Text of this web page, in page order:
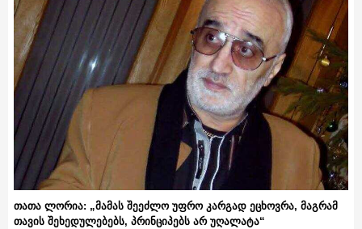
თათა ლორია: „მამას შეეძლო უფრო კარგად ეცხოვრა, მაგრამ
თავის შეხედულებებს, პრინციპებს არ უღალატა“